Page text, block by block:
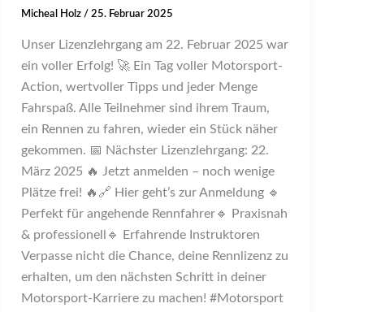
Micheal Holz/25. Februar 2025
Unser Lizenzlehrgang am 22. Februar 2025 war
ein voller Erfolg! 🚀 Ein Tag voller Motorsport-
Action, wertvoller Tipps und jeder Menge
Fahrspaß. Alle Teilnehmer sind ihrem Traum,
ein Rennen zu fahren, wieder ein Stück näher
gekommen. 📅 Nächster Lizenzlehrgang: 22.
März 2025 🔥 Jetzt anmelden – noch wenige
Plätze frei! 🔥🔗 Hier geht’s zur Anmeldung 🔹
Perfekt für angehende Rennfahrer🔹 Praxisnah
& professionell🔹 Erfahrende Instruktoren
Verpasse nicht die Chance, deine Rennlizenz zu
erhalten, um den nächsten Schritt in deiner
Motorsport-Karriere zu machen! #Motorsport